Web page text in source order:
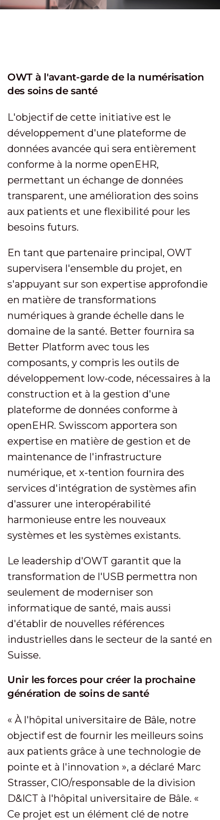
OWT à l'avant-garde de la numérisation
des soins de santé
L'objectif de cette initiative est le
développement d'une plateforme de
données avancée qui sera entièrement
conforme à la norme openEHR,
permettant un échange de données
transparent, une amélioration des soins
aux patients et une flexibilité pour les
besoins futurs.
En tant que partenaire principal, OWT
supervisera l'ensemble du projet, en
s'appuyant sur son expertise approfondie
en matière de transformations
numériques à grande échelle dans le
domaine de la santé. Better fournira sa
Better Platform avec tous les
composants, y compris les outils de
développement low-code, nécessaires à la
construction et à la gestion d'une
plateforme de données conforme à
openEHR. Swisscom apportera son
expertise en matière de gestion et de
maintenance de l'infrastructure
numérique, et x-tention fournira des
services d'intégration de systèmes afin
d'assurer une interopérabilité
harmonieuse entre les nouveaux
systèmes et les systèmes existants.
Le leadership d'OWT garantit que la
transformation de l'USB permettra non
seulement de moderniser son
informatique de santé, mais aussi
d'établir de nouvelles références
industrielles dans le secteur de la santé en
Suisse.
Unir les forces pour créer la prochaine
génération de soins de santé
« À l'hôpital universitaire de Bâle, notre
objectif est de fournir les meilleurs soins
aux patients grâce à une technologie de
pointe et à l'innovation », a déclaré Marc
Strasser, CIO/responsable de la division
D&ICT à l'hôpital universitaire de Bâle. «
Ce projet est un élément clé de notre